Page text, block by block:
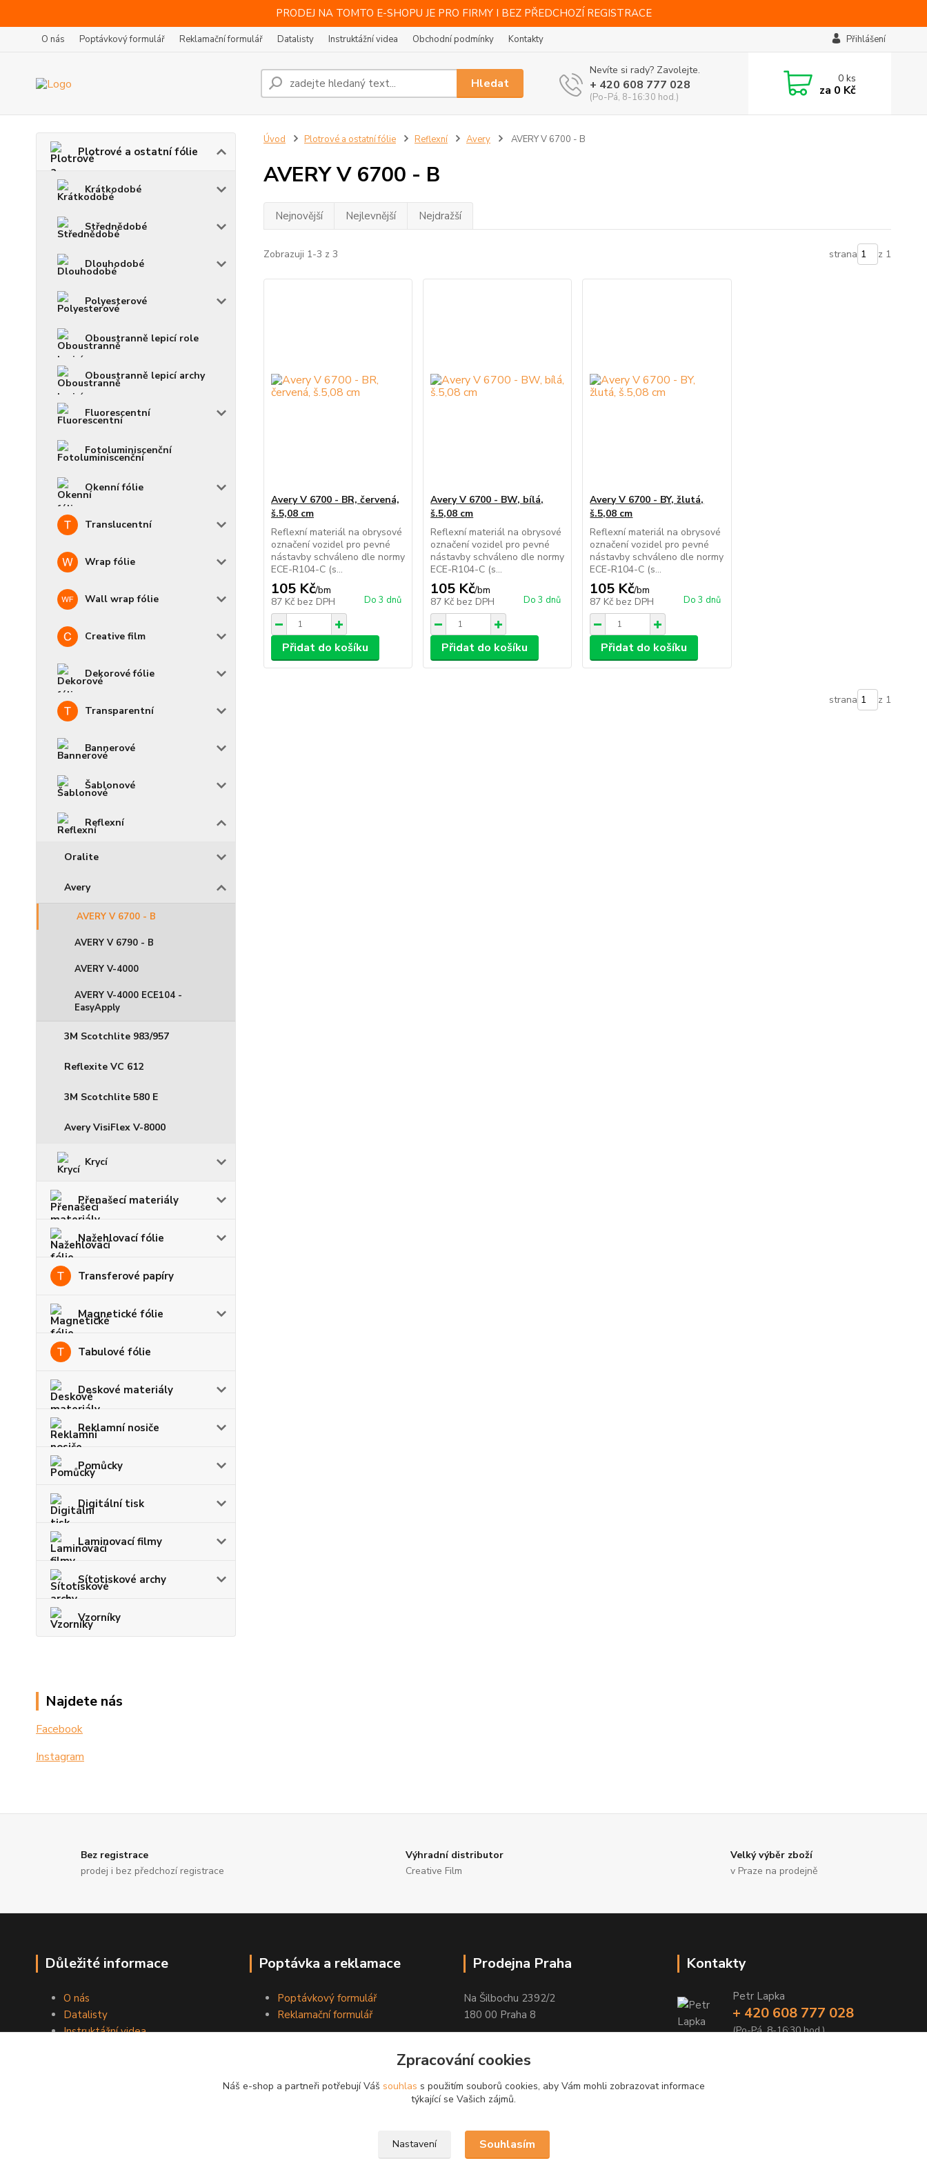
PRODEJ NA TOMTO E-SHOPU JE PRO FIRMY I BEZ PŘEDCHOZÍ REGISTRACE
O nás Poptávkový formulář Reklamační formulář Datalisty Instruktážní videa Obchodní podmínky Kontakty Přihlášení
Hledat
Nevíte si rady? Zavolejte.
+ 420 608 777 028
(Po-Pá, 8-16:30 hod.)
0ks
za 0 Kč
Plotrové a ostatní fólie
Krátkodobé
Střednědobé
Dlouhodobé
Polyesterové
Oboustranně lepicí role
Oboustranně lepicí archy
Fluorescentní
Fotoluminiscenční
Okenní fólie
Translucentní
Wrap fólie
Wall wrap fólie
Creative film
Dekorové fólie
Transparentní
Bannerové
Šablonové
Reflexní
Oralite
Avery
AVERY V 6700 - B
AVERY V 6790 - B
AVERY V-4000
AVERY V-4000 ECE104 -
EasyApply
3M Scotchlite 983/957
Reflexite VC 612
3M Scotchlite 580 E
Avery VisiFlex V-8000
Krycí
Přenašecí materiály
Nažehlovací fólie
Transferové papíry
Magnetické fólie
Tabulové fólie
Deskové materiály
Reklamní nosiče
Pomůcky
Digitální tisk
Laminovací filmy
Sítotiskové archy
Vzorníky
Najdete nás
Facebook
Instagram
Úvod Plotrové a ostatní fólie Reflexní Avery AVERY V 6700 - B
AVERY V 6700 - B
Nejnovější Nejlevnější Nejdražší
Zobrazuji 1-3 z 3 strana z 1
Avery V 6700 - BR, červená,
š.5,08 cm
Reflexní materiál na obrysové
označení vozidel pro pevné
nástavby schváleno dle normy
ECE-R104-C (s...
105 Kč/bm
87 Kč bez DPH Do 3 dnů
Přidat do košíku
Avery V 6700 - BW, bílá,
š.5,08 cm
Reflexní materiál na obrysové
označení vozidel pro pevné
nástavby schváleno dle normy
ECE-R104-C (s...
105 Kč/bm
87 Kč bez DPH Do 3 dnů
Přidat do košíku
Avery V 6700 - BY, žlutá,
š.5,08 cm
Reflexní materiál na obrysové
označení vozidel pro pevné
nástavby schváleno dle normy
ECE-R104-C (s...
105 Kč/bm
87 Kč bez DPH Do 3 dnů
Přidat do košíku
strana z 1
Bez registrace
prodej i bez předchozí registrace
Výhradní distributor
Creative Film
Velký výběr zboží
v Praze na prodejně
Důležité informace
O nás
Datalisty
Instruktážní videa
Poptávka a reklamace
Poptávkový formulář
Reklamační formulář
Prodejna Praha
Na Šilbochu 2392/2
180 00 Praha 8
Odkaz na Google mapu
Kontakty
Petr Lapka
+ 420 608 777 028
(Po-Pá, 8-16:30 hod.)
Zpracování cookies
Náš e-shop a partneři potřebují Váš souhlas s použitím souborů cookies, aby Vám mohli zobrazovat informace
týkající se Vašich zájmů.
Nastavení Souhlasím